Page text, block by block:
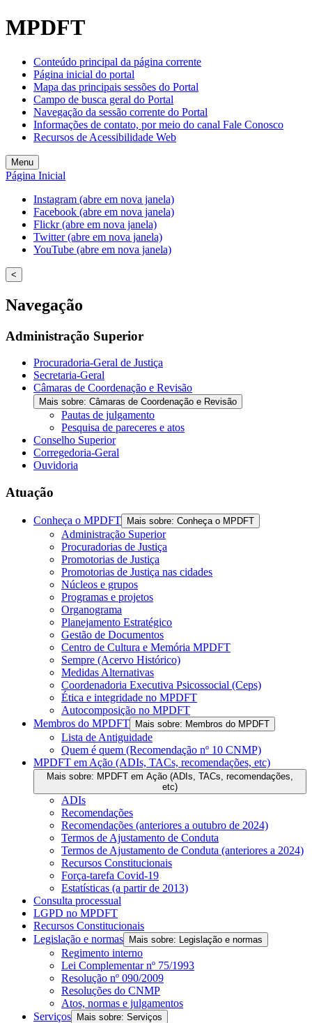
Welcome
to
One
Accessibility
screen
reader.
start
All
in
One
Accessibility
screen
reader,
press
"Ctrl
/".
This
shortcut
activates
screen
help
navigate
content.
MPDFT
Conteúdo principal da página corrente
Página inicial do portal
Mapa das principais sessões do Portal
Campo de busca geral do Portal
Navegação da sessão corrente do Portal
Informações de contato, por meio do canal Fale Conosco
Recursos de Acessibilidade Web
Menu
Página Inicial
Instagram (abre em nova janela)
Facebook (abre em nova janela)
Flickr (abre em nova janela)
Twitter (abre em nova janela)
YouTube (abre em nova janela)
<
Navegação
Administração Superior
Procuradoria-Geral de Justiça
Secretaria-Geral
Câmaras de Coordenação e Revisão
Mais sobre: Câmaras de Coordenação e Revisão
Pautas de julgamento
Pesquisa de pareceres e atos
Conselho Superior
Corregedoria-Geral
Ouvidoria
Atuação
Conheça o MPDFT Mais sobre: Conheça o MPDFT
Administração Superior
Procuradorias de Justiça
Promotorias de Justiça
Promotorias de Justiça nas cidades
Núcleos e grupos
Programas e projetos
Organograma
Planejamento Estratégico
Gestão de Documentos
Centro de Cultura e Memória MPDFT
Sempre (Acervo Histórico)
Medidas Alternativas
Coordenadoria Executiva Psicossocial (Ceps)
Ética e integridade no MPDFT
Autocomposição no MPDFT
Membros do MPDFT
Mais sobre: Membros do MPDFT
Lista de Antiguidade
Quem é quem (Recomendação nº 10 CNMP)
MPDFT em Ação (ADIs, TACs, recomendações, etc)
Mais sobre: MPDFT em Ação (ADIs, TACs, recomendações,
etc)
ADIs
Recomendações
Recomendações (anteriores a outubro de 2024)
Termos de Ajustamento de Conduta
Termos de Ajustamento de Conduta (anteriores a 2024)
Recursos Constitucionais
Força-tarefa Covid-19
Estatísticas (a partir de 2013)
Consulta processual
LGPD no MPDFT
Recursos Constitucionais
Legislação e normas
Mais sobre: Legislação e normas
Regimento interno
Lei Complementar nº 75/1993
Resolução nº 090/2009
Resoluções do CNMP
Atos, normas e julgamentos
Serviços
Mais sobre: Serviços